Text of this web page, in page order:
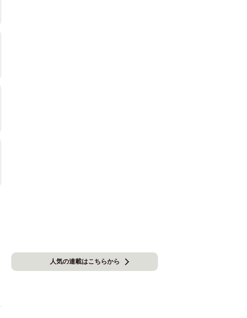
人気の連載はこちらから